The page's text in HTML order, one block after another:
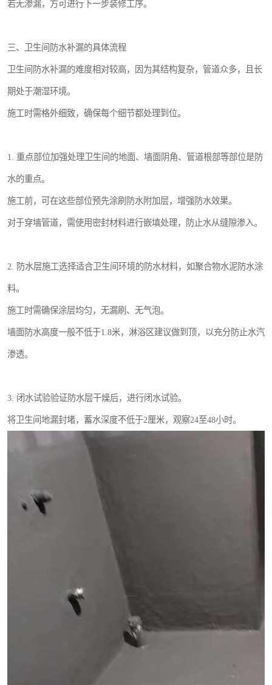
若无渗漏，方可进行下一步装修工序。
三、卫生间防水补漏的具体流程
卫生间防水补漏的难度相对较高，因为其结构复杂，管道众多，且长
期处于潮湿环境。
施工时需格外细致，确保每个细节都处理到位。
1. 重点部位加强处理卫生间的地面、墙面阴角、管道根部等部位是防
水的重点。
施工前，可在这些部位预先涂刷防水附加层，增强防水效果。
对于穿墙管道，需使用密封材料进行嵌填处理，防止水从缝隙渗入。
2. 防水层施工选择适合卫生间环境的防水材料，如聚合物水泥防水涂
料。
施工时需确保涂层均匀，无漏刷、无气泡。
墙面防水高度一般不低于1.8米，淋浴区建议做到顶，以充分防止水汽
渗透。
3. 闭水试验验证防水层干燥后，进行闭水试验。
将卫生间地漏封堵，蓄水深度不低于2厘米，观察24至48小时。